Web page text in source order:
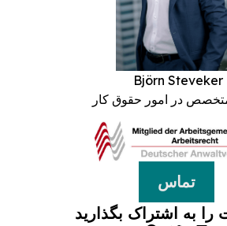
Björn Steveker
در امور حقوق کار
تماس
به اشتراک بگذارید